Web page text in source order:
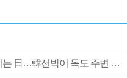
[속보] 여전히 ‘독도는 우리땅’ 외치는 日…韓선박이 독도 주변 해양조사 활동하자 반발